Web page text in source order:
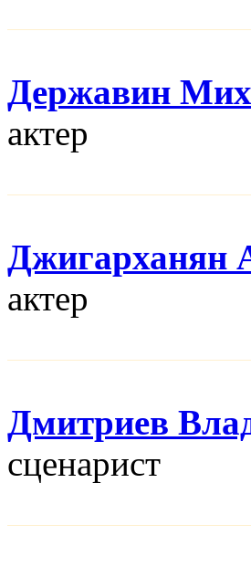
Державин
актер
Джигарханян
актер
Дмитриев
сценарист